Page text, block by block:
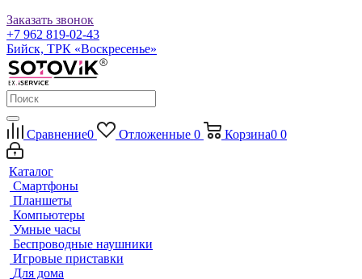
Заказать звонок
+7 962 819-02-43
Бийск, ТРК «Воскресенье»
Сравнение0 Отложенные 0 Корзина0 0
Каталог
Смартфоны
Планшеты
Компьютеры
Умные часы
Беспроводные наушники
Игровые приставки
Для дома